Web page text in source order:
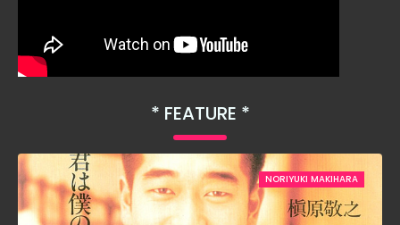
FEATURE
NORIYUKI MAKIHARA